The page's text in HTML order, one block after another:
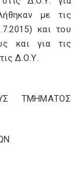
με τις
και του
και για τις
Δ.Ο.Υ.
ΤΜΗΜΑΤΟΣ